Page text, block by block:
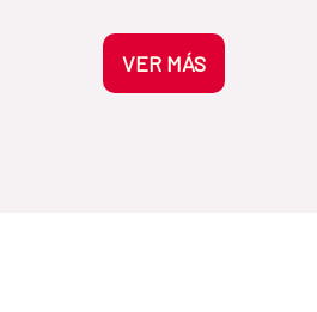
VER MÁS